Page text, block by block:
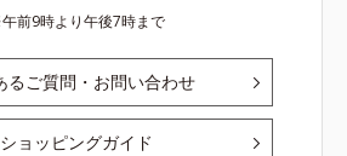
午前9時より午後7時まで
るご質問・お問い合わせ
ショッピングガイド